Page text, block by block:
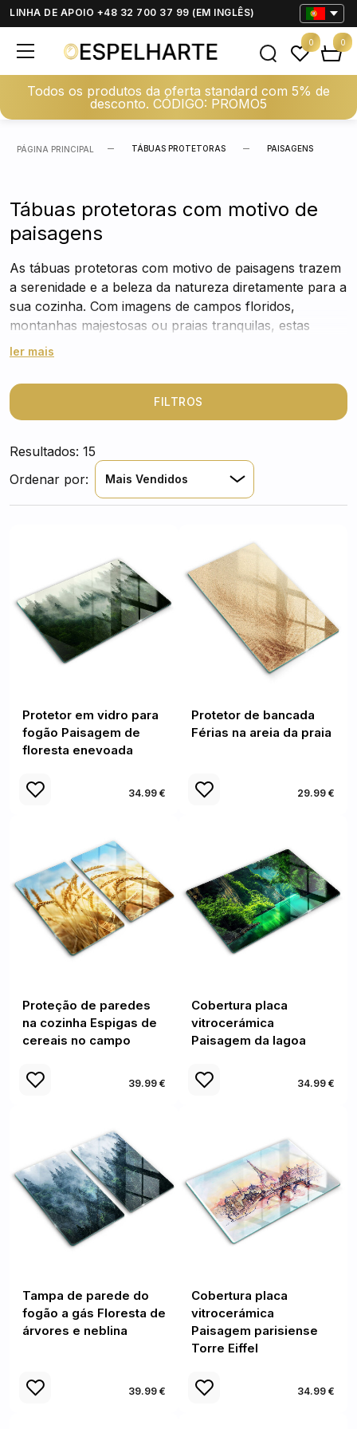
LINHA DE APOIO +48 32 700 37 99 (EM INGLÊS)
Todos os produtos da oferta standard com 5% de
desconto. CÓDIGO: PROMO5
0 0
PÁGINA PRINCIPAL TÁBUAS PROTETORAS PAISAGENS
Tábuas protetoras com motivo de
paisagens
As tábuas protetoras com motivo de paisagens trazem
a serenidade e a beleza da natureza diretamente para a
sua cozinha. Com imagens de campos floridos,
montanhas majestosas ou praias tranquilas, estas
tábuas feitas de vidro temperado protegem o seu fogão
Cada peça é uma obra de arte que evoca sensações de
paz e tranquilidade. Além de práticas, elas transportam
a sua cozinha para os mais belos cenários naturais.
enquanto prepara suas refeições.
ler mais
FILTROS
Resultados: 15
Ordenar por:
Mais Vendidos
Protetor em vidro para
fogão Paisagem de
floresta enevoada
34.99 €
Protetor de bancada
Férias na areia da praia
29.99 €
Proteção de paredes
na cozinha Espigas de
cereais no campo
39.99 €
Cobertura placa
vitrocerámica
Paisagem da lagoa
34.99 €
Tampa de parede do
fogão a gás Floresta de
árvores e neblina
39.99 €
Cobertura placa
vitrocerámica
Paisagem parisiense
Torre Eiffel
34.99 €